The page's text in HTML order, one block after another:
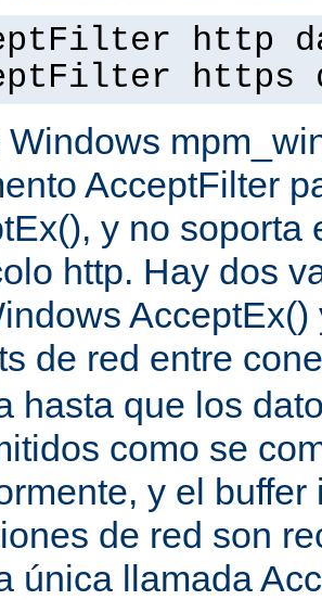
http
https
Windows
AcceptFilter
y no soporta
http. Hay dos
de red entre
hasta que los
como se
y el
de red son
única llamada